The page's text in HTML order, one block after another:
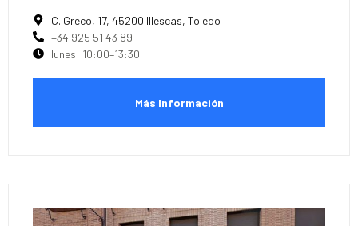
C. Greco, 17, 45200 Illescas, Toledo
+34 925 51 43 89
lunes: 10:00–13:30
Más Información